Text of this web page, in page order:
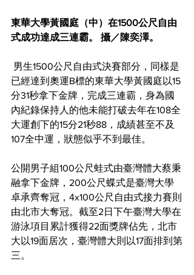
東華大學黃國庭（中）在1500公尺自由
式成功達成三連霸。 攝／陳奕澤。
已經達到奧運B標的東華大學黃國庭以15
分31秒拿下金牌，完成三連霸，身為國
內紀錄保持人的他未能打破去年在108全
大運創下的15分21秒88，成績甚至不及
107全中運，狀態似乎不到最佳。
公開男子組100公尺蛙式由臺灣體大蔡秉
融拿下金牌，200公尺蝶式是臺灣大學
卓承齊奪冠，4x100公尺自由式接力賽則
由北市大奪冠。截至2日下午臺灣大學在
游泳項目累計獲得22面獎牌佔先，北市
大以19面居次，臺灣體大則以17面排到第
三。